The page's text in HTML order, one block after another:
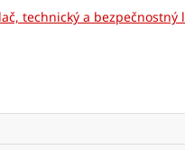
technický a bezpečnostný